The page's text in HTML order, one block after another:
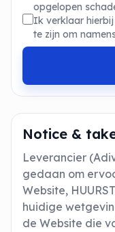
opgelopen
Ik verklaar
te zijn om
Notice &
Leverancier
gedaan om
Website,
huidige
de Website die